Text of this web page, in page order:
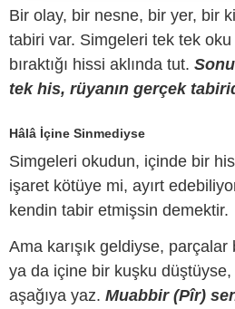
Bir olay, bir nesne, bir yer, bir
tabiri var. Simgeleri tek tek
bıraktığı hissi aklında tut.
tek his, rüyanın gerçek
Hâlâ İçine Sinmediyse
Simgeleri okudun, içinde bir
işaret kötüye mi, ayırt
kendin tabir etmişsin demektir.
Ama karışık geldiyse,
ya da içine bir kuşku düştüyse,
aşağıya yaz. Muabbir (Pîr)